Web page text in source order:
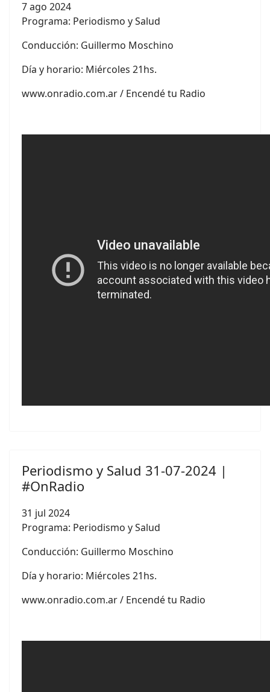
7 ago 2024
Programa: Periodismo y Salud
Conducción: Guillermo Moschino
Día y horario: Miércoles 21hs.
www.onradio.com.ar / Encendé tu Radio
Periodismo y Salud 31-07-2024 |
#OnRadio
31 jul 2024
Programa: Periodismo y Salud
Conducción: Guillermo Moschino
Día y horario: Miércoles 21hs.
www.onradio.com.ar / Encendé tu Radio